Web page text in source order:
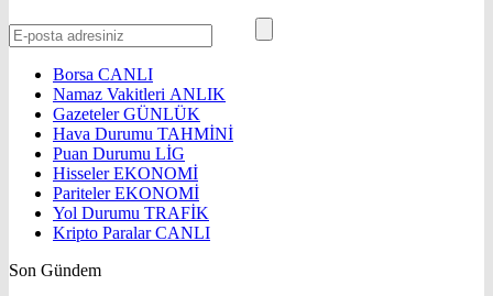
Borsa CANLI
Namaz Vakitleri ANLIK
GazetelerGÜNLÜK
Hava Durumu TAHMİNİ
Puan Durumu LİG
HisselerEKONOMİ
ParitelerEKONOMİ
Yol Durumu TRAFİK
Kripto ParalarCANLI
Son Gündem